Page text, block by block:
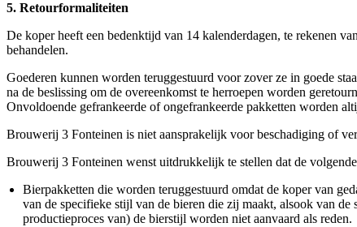
5. Retourformaliteiten
De koper heeft een bedenktijd van 14 kalenderdagen, te rekenen
behandelen.
Goederen kunnen worden teruggestuurd voor zover ze in goede
na de beslissing om de overeenkomst te herroepen worden
Onvoldoende gefrankeerde of ongefrankeerde pakketten worden
Brouwerij 3 Fonteinen is niet aansprakelijk voor beschadiging of
Brouwerij 3 Fonteinen wenst uitdrukkelijk te stellen dat de
Bierpakketten die worden teruggestuurd omdat de koper van
van de specifieke stijl van de bieren die zij maakt, alsook van
productieproces van) de bierstijl worden niet aanvaard als reden.